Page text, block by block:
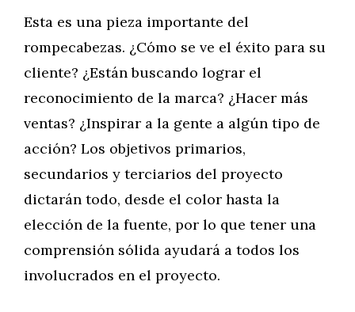
Esta es una pieza importante del
rompecabezas. ¿Cómo se ve el éxito para su
cliente? ¿Están buscando lograr el
reconocimiento de la marca? ¿Hacer más
ventas? ¿Inspirar a la gente a algún tipo de
acción? Los objetivos primarios,
secundarios y terciarios del proyecto
dictarán todo, desde el color hasta la
elección de la fuente, por lo que tener una
comprensión sólida ayudará a todos los
involucrados en el proyecto.